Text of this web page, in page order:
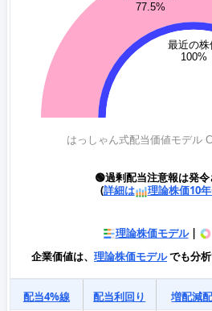
🟢過剰配当注意報は発
(詳細は 理論株価10
理論株価モデル|
企業価値は、 理論株価モデルでも分
配当4%線 配当利回り 増配減